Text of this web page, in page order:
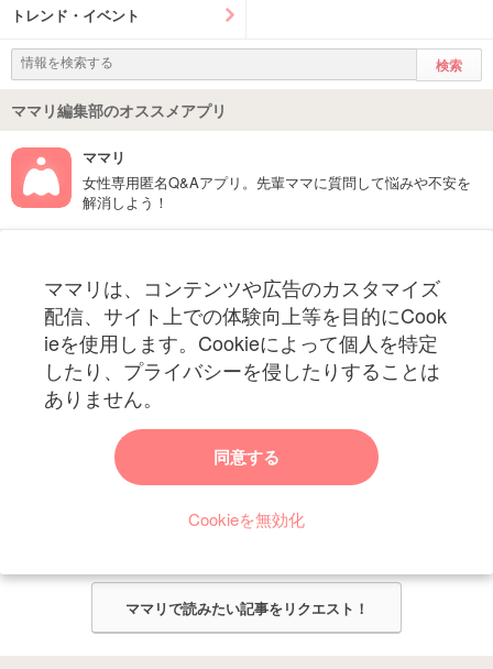
トレンド・イベント
ママリ編集部のオススメアプリ
ママリ
女性専用匿名Q&Aアプリ。先輩ママに質問して悩みや不安を
解消しよう！
ママリは、コンテンツや広告のカスタマイズ
配信、サイト上での体験向上等を目的にCook
ieを使用します。Cookieによって個人を特定
したり、プライバシーを侵したりすることは
ありません。
同意する
Cookieを無効化
妊娠〜子育て中のお役立ち情報を配信中
ママリからのお知らせ
ママリ編集部がみなさんのご意見をもとに記事を作成させていただきま
ママリで読みたい記事をリクエスト！